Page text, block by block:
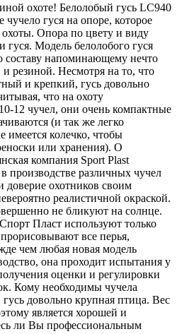
охоте! Белолобый гусь LC940
чучело гуся на опоре, которое
охоты. Опора по цвету и виду
гуся. Модель белолобого гуся
составу напоминающему нечто
резиной. Несмотря на то, что
и крепкий, гусь довольно
что на охоту
12 чучел, они очень компактные
(и так же легко
имеется колечко, чтобы
или хранения). О
компания Sport Plast
производстве различных чучел
охотников своим
реалистичной окраской.
не бликуют на солнце.
Пласт используют только
все перья,
чем любая новая модель
она проходит испытания у
оценки и регулировки
Кому необходимы чучела
довольно крупная птица. Вес
является хорошей и
ли Вы профессиональным